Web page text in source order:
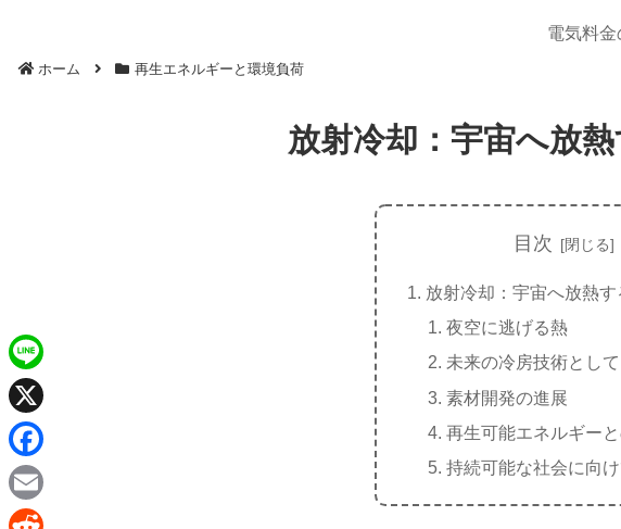
電気料
ホーム 再生エネルギーと環境負荷
放射冷却：宇宙へ放
目次
放射冷却：宇宙へ放熱
夜空に逃げる熱
未来の冷房技術として
素材開発の進展
再生可能エネルギー
持続可能な社会に向
L
n
e
X
F
a
E